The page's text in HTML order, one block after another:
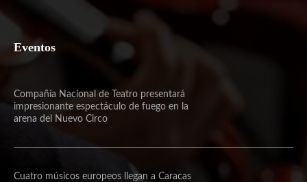
Eventos
Compañía Nacional de Teatro presentará
impresionante espectáculo de fuego en la
arena del Nuevo Circo
Cuatro músicos europeos llegan a Caracas